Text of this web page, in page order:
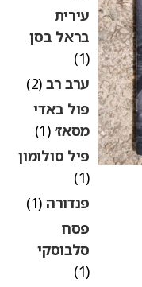
עירית
בראל בסן
(1)
ערב רב(2)
פול באדי
מסאז׳(1)
פיל סולומון
פנדורה(1)
פסח
סלבוסקי